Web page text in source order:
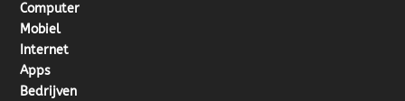
Computer
Mobiel
Internet
Apps
Bedrijven